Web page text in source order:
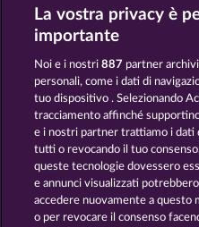
SIMPLY THE BEST
GOLDEN EI OF
MOORHUHN
Mostra
Termini
La vostra privacy è
importante
Noi e i nostri887 partner
personali, come i dati di
tuo dispositivo . Selezionando
tracciamento affinché
e i nostri partner trattiamo i dati
tutti o revocando il tuo
queste tecnologie dovessero
e annunci visualizzati
accedere nuovamente a questo
o per revocare il consenso